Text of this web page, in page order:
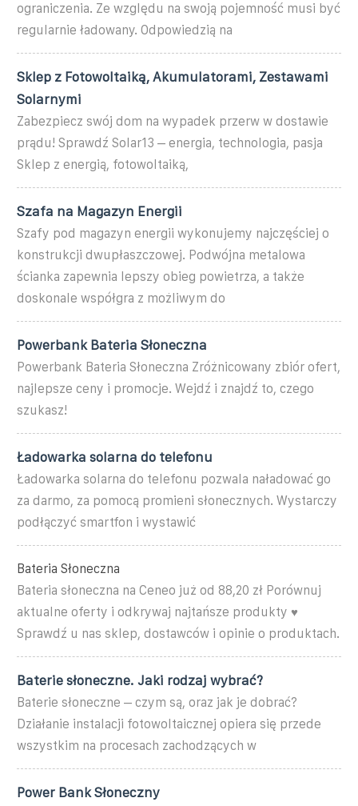
ograniczenia. Ze względu na swoją pojemność musi być
regularnie ładowany. Odpowiedzią na
Sklep z Fotowoltaiką, Akumulatorami, Zestawami
Solarnymi
Zabezpiecz swój dom na wypadek przerw w dostawie
prądu! Sprawdź Solar13 – energia, technologia, pasja
Sklep z energią, fotowoltaiką,
Szafa na Magazyn Energii
Szafy pod magazyn energii wykonujemy najczęściej o
konstrukcji dwupłaszczowej. Podwójna metalowa
ścianka zapewnia lepszy obieg powietrza, a także
doskonale współgra z możliwym do
Powerbank Bateria Słoneczna
Powerbank Bateria Słoneczna Zróżnicowany zbiór ofert,
najlepsze ceny i promocje. Wejdź i znajdź to, czego
szukasz!
Ładowarka solarna do telefonu
Ładowarka solarna do telefonu pozwala naładować go
za darmo, za pomocą promieni słonecznych. Wystarczy
podłączyć smartfon i wystawić
Bateria Słoneczna
Bateria słoneczna na Ceneo już od 88,20 zł Porównuj
aktualne oferty i odkrywaj najtańsze produkty ♥
Sprawdź u nas sklep, dostawców i opinie o produktach.
Baterie słoneczne. Jaki rodzaj wybrać?
Baterie słoneczne – czym są, oraz jak je dobrać?
Działanie instalacji fotowoltaicznej opiera się przede
wszystkim na procesach zachodzących w
Power Bank Słoneczny